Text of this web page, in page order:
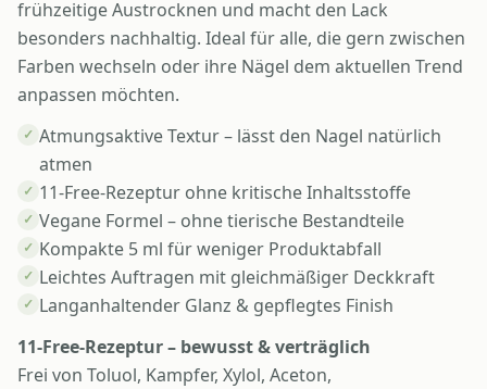
frühzeitige Austrocknen und macht den Lack
besonders nachhaltig. Ideal für alle, die gern zwischen
Farben wechseln oder ihre Nägel dem aktuellen Trend
anpassen möchten.
✓ Atmungsaktive Textur – lässt den Nagel natürlich
atmen
✓ 11-Free-Rezeptur ohne kritische Inhaltsstoffe
✓ Vegane Formel – ohne tierische Bestandteile
✓ Kompakte 5 ml für weniger Produktabfall
✓ Leichtes Auftragen mit gleichmäßiger Deckkraft
✓ Langanhaltender Glanz & gepflegtes Finish
11-Free-Rezeptur – bewusst & verträglich
Frei von Toluol, Kampfer, Xylol, Aceton,